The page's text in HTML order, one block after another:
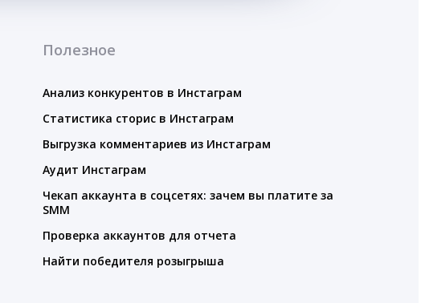
Полезное
Анализ конкурентов в Инстаграм
Статистика сторис в Инстаграм
Выгрузка комментариев из Инстаграм
Аудит Инстаграм
Чекап аккаунта в соцсетях: зачем вы платите за
SMM
Проверка аккаунтов для отчета
Найти победителя розыгрыша